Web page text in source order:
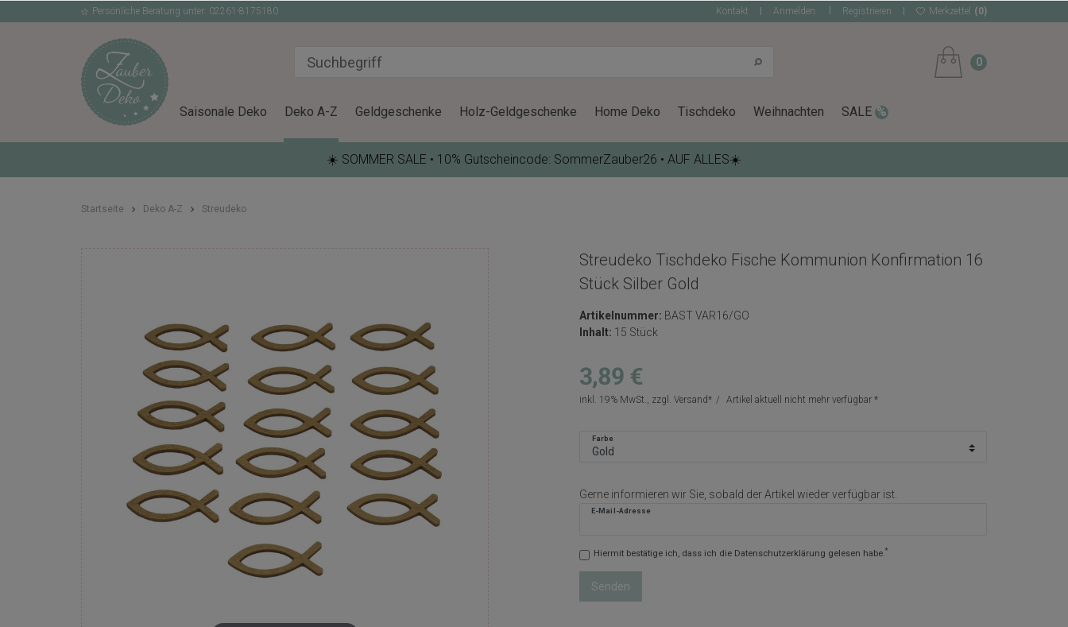
Persönliche Beratung unter: 02261-8175180 Kontakt Anmelden Registrieren Merkzettel (0)
0
Saisonale Deko Deko A-Z Geldgeschenke Holz-Geldgeschenke Home Deko Tischdeko Weihnachten SALE
☀️ SOMMER SALE • 10% Gutscheincode: SommerZauber26 • AUF ALLES☀️
Startseite Deko A-Z Streudeko
Streudeko Tischdeko Fische Kommunion Konfirmation 16
Stück Silber Gold
Artikelnummer: BAST VAR16/GO
Inhalt: 15 Stück
3,89 €
inkl. 19% MwSt., zzgl. Versand Artikel aktuell nicht mehr verfügbar
Farbe
Gerne informieren wir Sie, sobald der Artikel wieder verfügbar ist.
E-Mail-Adresse
Hiermit bestätige ich, dass ich die Daten­schutz­erklärung gelesen habe.*
Senden